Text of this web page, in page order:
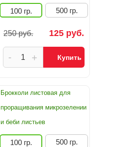
100 гр. 500 гр.
250 руб. 125 руб.
+
- Купить
Брокколи листовая для
проращивания микрозелении
и беби листьев
100 гр. 500 гр.